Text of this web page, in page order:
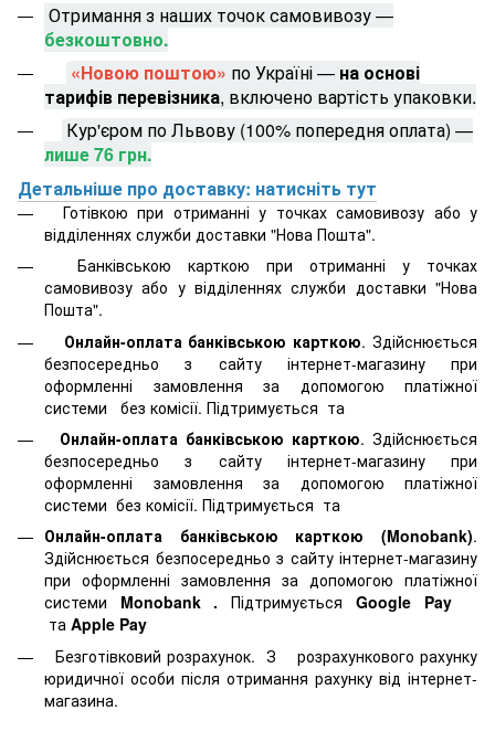
Отримання з наших точок самовивозу —
безкоштовно.
«Новою поштою» по Україні — на основі
тарифів перевізника, включено вартість упаковки.
Кур'єром по Львову (100% попередня оплата) —
лише 76 грн.
Детальніше про доставку: натисніть тут
Готівкою при отриманні у точках самовивозу або у
відділеннях служби доставки "Нова Пошта".
Банківською карткою при отриманні у точках
самовивозу або у відділеннях служби доставки "Нова
Пошта".
Онлайн-оплата банківською карткою. Здійснюється
безпосередньо з сайту інтернет-магазину при
оформленні замовлення за допомогою платіжної
системи
без комісії. Підтримується та
Онлайн-оплата банківською карткою. Здійснюється
безпосередньо з сайту інтернет-магазину при
оформленні замовлення за допомогою платіжної
системи без комісії. Підтримується та
Онлайн-оплата банківською карткою (Monobank).
Здійснюється безпосередньо з сайту інтернет-магазину
при оформленні замовлення за допомогою платіжної
системи Monobank .Підтримується Google Pay
та Apple Pay
Безготівковий розрахунок. З розрахункового рахунку
юридичної особи після отримання рахунку від інтернет-
магазина.